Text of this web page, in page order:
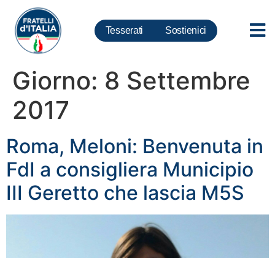
Tesserati Sostienici
Giorno: 8 Settembre
2017
Roma, Meloni: Benvenuta in
FdI a consigliera Municipio
III Geretto che lascia M5S